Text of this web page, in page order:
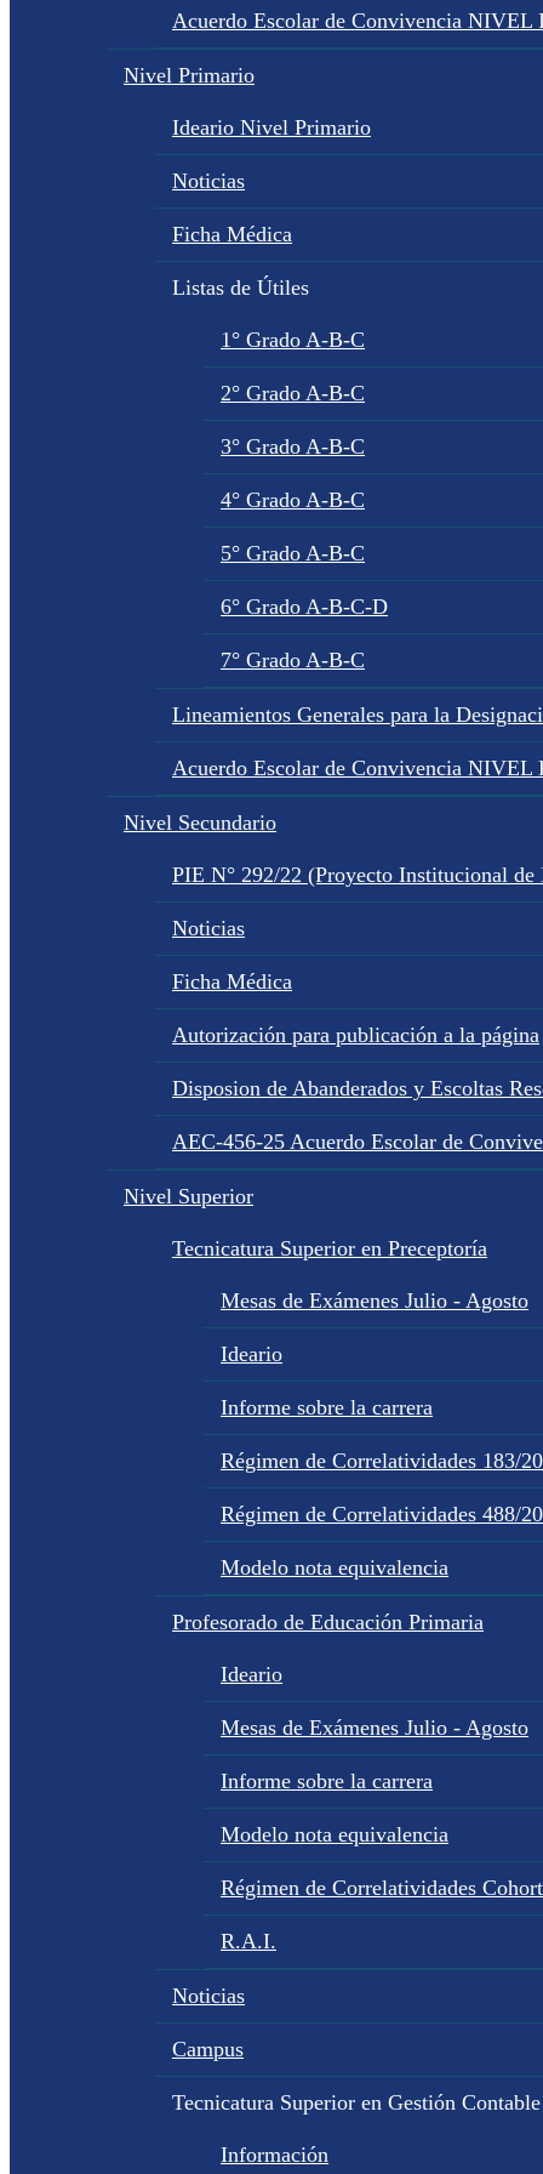
Acuerdo Escolar de Convivencia
Nivel Primario
Ideario Nivel Primario
Noticias
Ficha Médica
Listas de Útiles
1° Grado A-B-C
2° Grado A-B-C
3° Grado A-B-C
4° Grado A-B-C
5° Grado A-B-C
6° Grado A-B-C-D
7° Grado A-B-C
Lineamientos Generales para la
Acuerdo Escolar de Convivencia
Nivel Secundario
PIE N° 292/22 (Proyecto Institucional de
Noticias
Ficha Médica
Autorización para publicación a la página
Disposion de Abanderados y Escoltas
AEC-456-25 Acuerdo Escolar de
Nivel Superior
Tecnicatura Superior en Preceptoría
Mesas de Exámenes Julio - Agosto
Ideario
Informe sobre la carrera
Régimen de Correlatividades 183/
Régimen de Correlatividades 488/
Modelo nota equivalencia
Profesorado de Educación Primaria
Ideario
Mesas de Exámenes Julio - Agosto
Informe sobre la carrera
Modelo nota equivalencia
Régimen de Correlatividades
R.A.I.
Noticias
Campus
Tecnicatura Superior en Gestión
Información